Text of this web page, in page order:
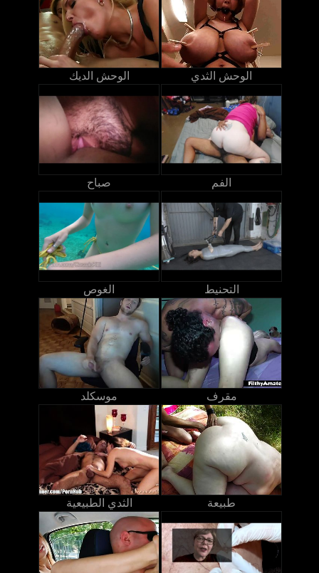
الوحش الديك الوحش الثدي
صباح الفم
الغوص التحنيط
موسكلد مقرف
الثدي الطبيعية طبيعة